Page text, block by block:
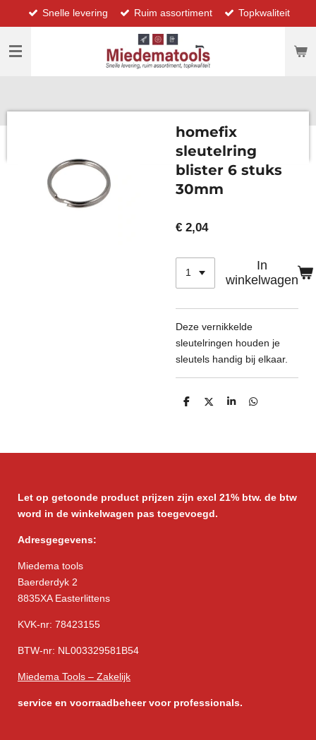
direct
naar
hoofdinhoud
Snelle levering Ruim assortiment Topkwaliteit
homefix
sleutelring
blister 6 stuks
30mm
€ 2,04
In
winkelwagen
Deze vernikkelde
sleutelringen houden je
sleutels handig bij elkaar.
D
D
S
D
Let op getoonde product prijzen zijn excl 21% btw. de btw
word in de winkelwagen pas toegevoegd.
Adresgegevens:
Miedema tools
Baerderdyk 2
8835XA Easterlittens
KVK-nr: 78423155
BTW-nr: NL003329581B54
Miedema Tools – Zakelijk
service en voorraadbeheer voor professionals.